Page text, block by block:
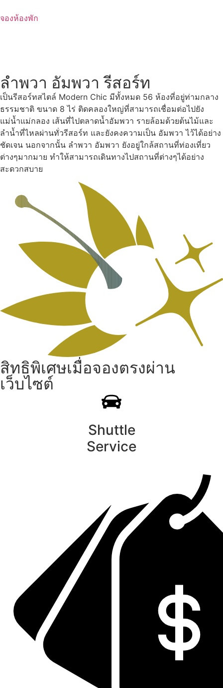
to
จองห้องพัก
ลำพวา อัมพวา รีสอร์ท
เป็นรีสอร์ทสไตล์ Modern Chic มีทั้งหมด 56 ห้องที่อยู่ท่ามกลาง
ธรรมชาติ ขนาด 8 ไร่ ติดคลองใหญ่ที่สามารถเชื่อมต่อไปยัง
แม่น้ำแม่กลอง เส้นที่ไปตลาดน้ำอัมพวา รายล้อมด้วยต้นไม้และ
ลำน้ำที่ไหลผ่านทั่วรีสอร์ท และยังคงความเป็น อัมพวา ไว้ได้อย่าง
ชัดเจน นอกจากนั้น ลำพวา อัมพวา ยังอยู่ใกล้สถานที่ท่องเที่ยว
ต่างๆมากมาย ทำให้สามารถเดินทางไปสถานที่ต่างๆได้อย่าง
สะดวกสบาย
สิทธิพิเศษเมื่อจองตรงผ่าน
เว็บไซต์
Shuttle
Service